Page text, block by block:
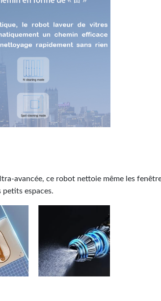
avancée, ce robot nettoie même les
espaces.